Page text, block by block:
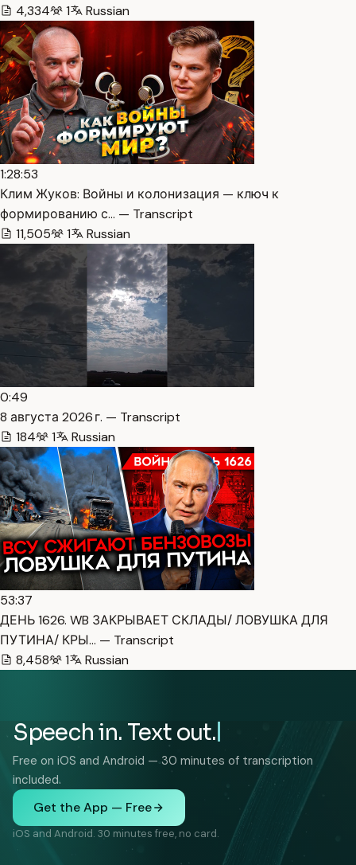
4,334
1 Russian
1:28:53
Клим Жуков: Войны и колонизация — ключ к
формированию с… — Transcript
11,505
1 Russian
0:49
8 августа 2026 г. — Transcript
184
1 Russian
53:37
ДЕНЬ 1626. WB ЗАКРЫВАЕТ СКЛАДЫ/ ЛОВУШКА ДЛЯ
ПУТИНА/ КРЫ… — Transcript
8,458
1 Russian
Speech in. Text out.
Free on iOS and Android — 30 minutes of transcription
included.
Get the App — Free
iOS and Android. 30 minutes free, no card.